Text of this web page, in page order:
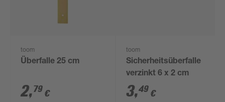
toom
Überfalle 25 cm
2,79 €
toom
Sicherheitsüberfalle
verzinkt 6 x 2 cm
3,49 €